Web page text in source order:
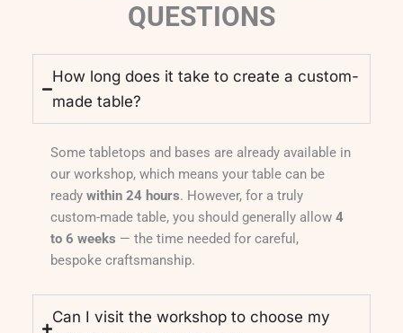
QUESTIONS
How long does it take to create a custom-
made table?
Some tabletops and bases are already available in
our workshop, which means your table can be
ready within 24 hours. However, for a truly
custom-made table, you should generally allow 4
to 6 weeks — the time needed for careful,
bespoke craftsmanship.
Can I visit the workshop to choose my